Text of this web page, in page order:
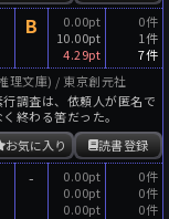
B
0.00pt
10.00pt
4.29pt
0件
1件
7件
理文庫) / 東京創元社
調査は、依頼人が匿名で
終わる筈だった。
読書登録
お気に入り
-
0.00pt
0.00pt
0.00pt
0件
0件
0件